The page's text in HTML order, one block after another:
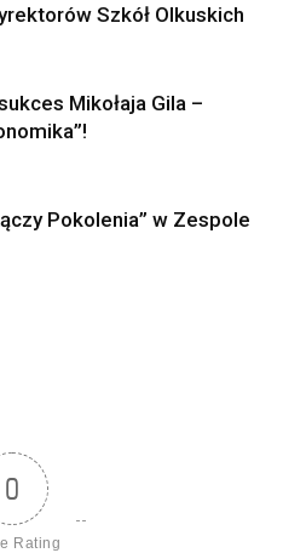
Szkół Olkuskich
Mikołaja Gila –
Pokolenia” w Zespole
0
Rating